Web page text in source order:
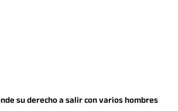
su derecho a salir con varios hombres